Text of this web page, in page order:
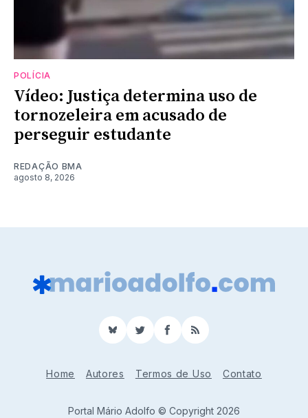
POLÍCIA
Vídeo: Justiça determina uso de
tornozeleira em acusado de
perseguir estudante
REDAÇÃO BMA
agosto 8, 2026
BlueSkyTwitterFacebook
RSS
Home Autores Termos de Uso Contato
Portal Mário Adolfo © Copyright 2026